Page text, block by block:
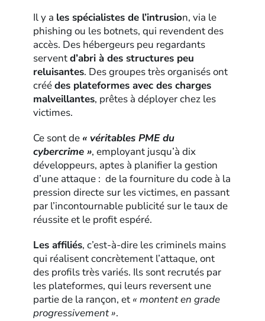
Il y a les spécialistes de l’intrusion, via le
phishing ou les botnets, qui revendent des
accès. Des hébergeurs peu regardants
serventd’abri à des structures peu
reluisantes. Des groupes très organisés ont
créédes plateformes avec des charges
malveillantes, prêtes à déployer chez les
victimes.
Ce sont de « véritables PME du
cybercrime », employant jusqu’à dix
développeurs, aptes à planifier la gestion
d’une attaque : de la fourniture du code à la
pression directe sur les victimes, en passant
par l’incontournable publicité sur le taux de
réussite et le profit espéré.
Les affiliés, c’est-à-dire les criminels mains
qui réalisent concrètement l’attaque, ont
des profils très variés. Ils sont recrutés par
les plateformes, qui leurs reversent une
partie de la rançon, et « montent en grade
progressivement ».